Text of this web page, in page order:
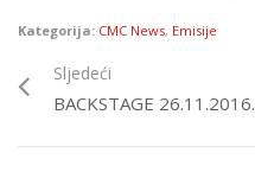
Kategorija: CMC News, Emisije
Sljedeći
BACKSTAGE 26.11.2016.